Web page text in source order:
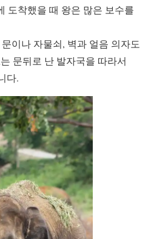
도착했을 때 왕은 많은 보수를
이나 자물쇠, 벽과 얼음 의자도
문뒤로 난 발자국을 따라서
다.